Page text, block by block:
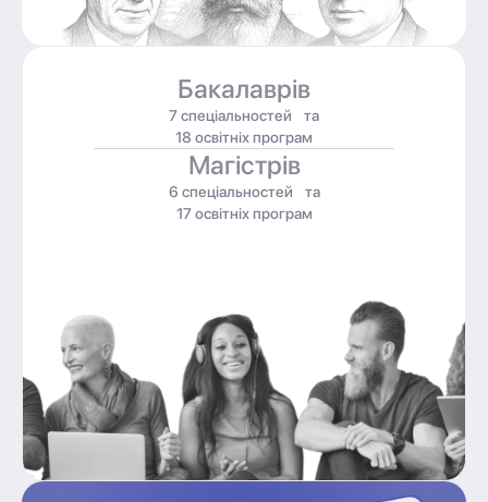
Бакалаврів
7 спеціальностей та
18 освітніх програм
Магістрів
6 спеціальностей та
17 освітніх програм